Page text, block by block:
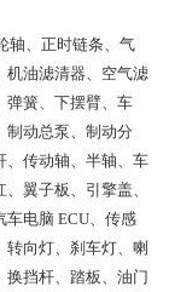
轴、正时链条、气
机油滤清器、空气滤
弹簧、下摆臂、车
制动总泵、制动分
、传动轴、半轴、车
翼子板、引擎盖、
车电脑 ECU、传感
转向灯、刹车灯、喇
换挡杆、踏板、油门